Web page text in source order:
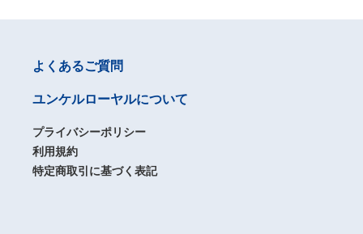
よくあるご質問
ユンケルローヤルについて
プライバシーポリシー
利用規約
特定商取引に基づく表記